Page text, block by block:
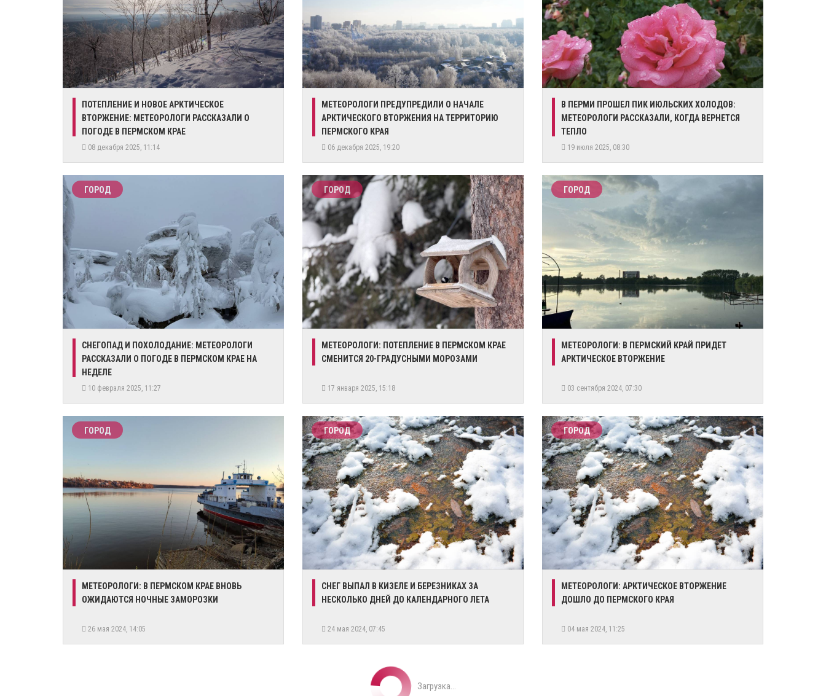
​ПОТЕПЛЕНИЕ И НОВОЕ АРКТИЧЕСКОЕ
ВТОРЖЕНИЕ: МЕТЕОРОЛОГИ РАССКАЗАЛИ О
ПОГОДЕ В ПЕРМСКОМ КРАЕ
08 декабря 2025, 11:14
​МЕТЕОРОЛОГИ ПРЕДУПРЕДИЛИ О НАЧАЛЕ
АРКТИЧЕСКОГО ВТОРЖЕНИЯ НА ТЕРРИТОРИЮ
ПЕРМСКОГО КРАЯ
06 декабря 2025, 19:20
​В ПЕРМИ ПРОШЕЛ ПИК ИЮЛЬСКИХ ХОЛОДОВ:
МЕТЕОРОЛОГИ РАССКАЗАЛИ, КОГДА ВЕРНЕТСЯ
ТЕПЛО
19 июля 2025, 08:30
ГОРОД
​СНЕГОПАД И ПОХОЛОДАНИЕ: МЕТЕОРОЛОГИ
РАССКАЗАЛИ О ПОГОДЕ В ПЕРМСКОМ КРАЕ НА
НЕДЕЛЕ
10 февраля 2025, 11:27
ГОРОД
МЕТЕОРОЛОГИ: ПОТЕПЛЕНИЕ В ПЕРМСКОМ КРАЕ
СМЕНИТСЯ 20-ГРАДУСНЫМИ МОРОЗАМИ
17 января 2025, 15:18
ГОРОД
МЕТЕОРОЛОГИ: В ПЕРМСКИЙ КРАЙ ПРИДЕТ
АРКТИЧЕСКОЕ ВТОРЖЕНИЕ
03 сентября 2024, 07:30
ГОРОД
МЕТЕОРОЛОГИ: В ПЕРМСКОМ КРАЕ ВНОВЬ
ОЖИДАЮТСЯ НОЧНЫЕ ЗАМОРОЗКИ
26 мая 2024, 14:05
ГОРОД
СНЕГ ВЫПАЛ В КИЗЕЛЕ И БЕРЕЗНИКАХ ЗА
НЕСКОЛЬКО ДНЕЙ ДО КАЛЕНДАРНОГО ЛЕТА
24 мая 2024, 07:45
ГОРОД
МЕТЕОРОЛОГИ: АРКТИЧЕСКОЕ ВТОРЖЕНИЕ
ДОШЛО ДО ПЕРМСКОГО КРАЯ
04 мая 2024, 11:25
Загрузка...